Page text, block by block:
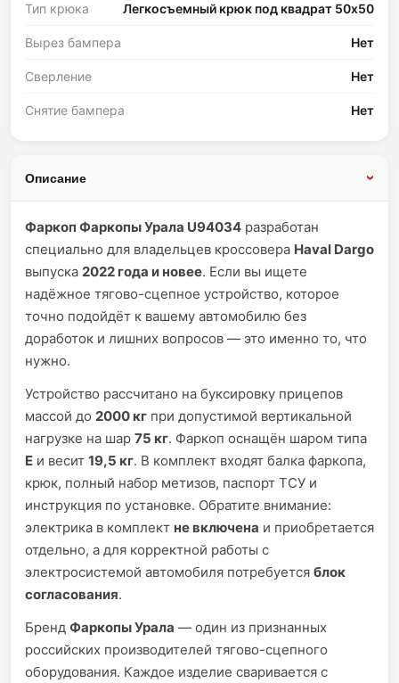
Тип крюка Легкосъемный крюк под квадрат 50х50
Вырез бампера Нет
Сверление Нет
Снятие бампера Нет
Описание
Фаркоп Фаркопы Урала U94034 разработан
специально для владельцев кроссовера Haval Dargo
выпуска 2022 года и новее. Если вы ищете
надёжное тягово-сцепное устройство, которое
точно подойдёт к вашему автомобилю без
доработок и лишних вопросов — это именно то, что
нужно.
Устройство рассчитано на буксировку прицепов
массой до 2000 кг при допустимой вертикальной
нагрузке на шар 75 кг. Фаркоп оснащён шаром типа
E и весит 19,5 кг. В комплект входят балка фаркопа,
крюк, полный набор метизов, паспорт ТСУ и
инструкция по установке. Обратите внимание:
электрика в комплект не включена и приобретается
отдельно, а для корректной работы с
электросистемой автомобиля потребуется блок
согласования.
Бренд Фаркопы Урала — один из признанных
российских производителей тягово-сцепного
оборудования. Каждое изделие сваривается с